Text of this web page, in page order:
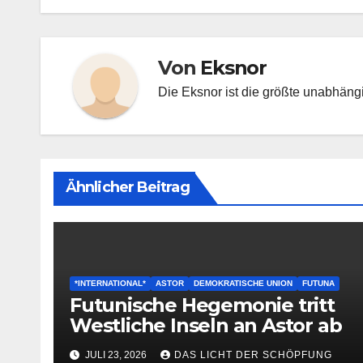
Von Eksnor
Die Eksnor ist die größte
Ähnlicher Beitrag
*INTERNATIONAL* ASTOR DEMOKRATISCHE UNION FUTUNA
Futunische Hegemonie tritt
Westliche Inseln an Astor ab
JULI 23, 2026 DAS LICHT DER SCHÖPFUNG